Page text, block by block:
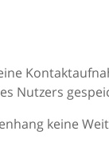
Nutzers
keine